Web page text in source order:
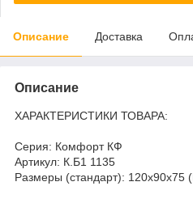
Описание Доставка
Описание
ХАРАКТЕРИСТИКИ ТОВАРА:
Серия: Комфорт КФ
Артикул: К.Б1 1135
Размеры (стандарт): 120x90x75